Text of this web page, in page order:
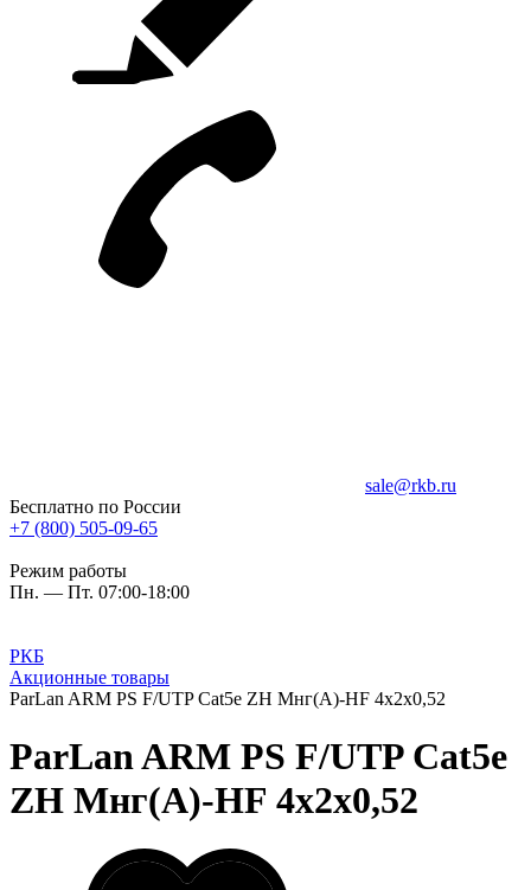
sale@rkb.ru
Бесплатно по России
+7 (800) 505-09-65
Режим работы
Пн. — Пт. 07:00-18:00
РКБ
Акционные товары
ParLan ARM PS F/UTP Cat5e ZH Мнг(А)-HF 4х2х0,52
ParLan ARM PS F/UTP Cat5e
ZH Мнг(А)-HF 4х2х0,52